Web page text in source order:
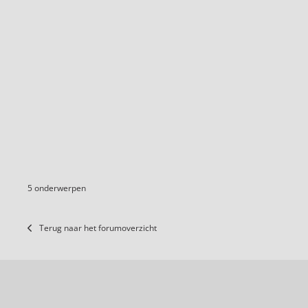
5 onderwerpen
Terug naar het forumoverzicht